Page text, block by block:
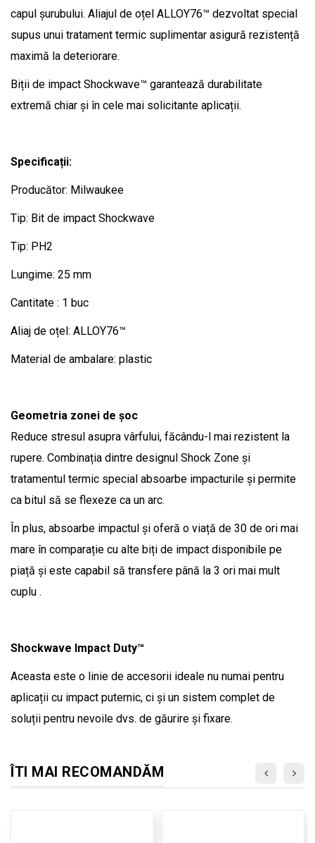
capul șurubului. Aliajul de oțel ALLOY76™ dezvoltat special
supus unui tratament termic suplimentar asigură rezistență
maximă la deteriorare.
Biții de impact Shockwave™ garantează durabilitate
extremă chiar și în cele mai solicitante aplicații.
Specificații:
Producător: Milwaukee
Tip: Bit de impact Shockwave
Tip: PH2
Lungime: 25 mm
Cantitate : 1 buc
Aliaj de oțel: ALLOY76™
Material de ambalare: plastic
Geometria zonei de șoc
Reduce stresul asupra vârfului, făcându-l mai rezistent la
rupere. Combinația dintre designul Shock Zone și
tratamentul termic special absoarbe impacturile și permite
ca bitul să se flexeze ca un arc.
În plus, absoarbe impactul și oferă o viață de 30 de ori mai
mare în comparație cu alte biți de impact disponibile pe
piață și este capabil să transfere până la 3 ori mai mult
cuplu .
Shockwave Impact Duty™
Aceasta este o linie de accesorii ideale nu numai pentru
aplicații cu impact puternic, ci și un sistem complet de
soluții pentru nevoile dvs. de găurire și fixare.
ÎTI MAI RECOMANDĂM